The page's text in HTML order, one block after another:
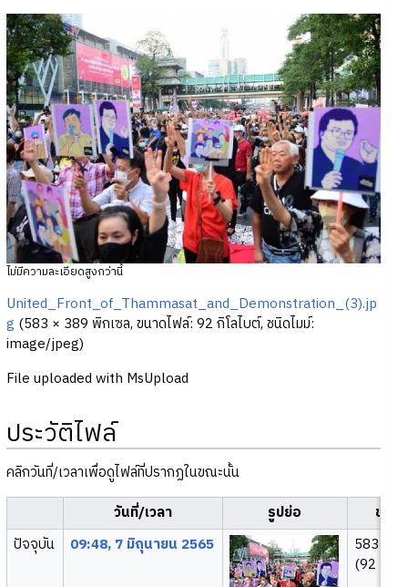
ไม่มีความละเอียดสูงกว่านี้
United_Front_of_Thammasat_and_Demonstration_(3).jp
g (583 × 389 พิกเซล, ขนาดไฟล์: 92 กิโลไบต์, ชนิดไมม์:
image/jpeg)
File uploaded with MsUpload
ประวัติไฟล์
คลิกวันที่/เวลาเพื่อดูไฟล์ที่ปรากฏในขณะนั้น
วันที่/เวลา
รูปย่อ
ขนาด
ปัจจุบัน
09:48, 7 มิถุนายน 2565
583 ×
(92 กิโล